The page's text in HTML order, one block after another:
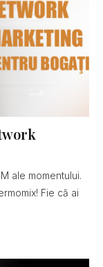
ale momentului.
Fie că ai